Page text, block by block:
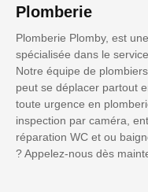
Plomberie
Plomberie Plomby, est
spécialisée dans le
Notre équipe de
peut se déplacer partout
toute urgence en
inspection par caméra,
réparation WC et ou
? Appelez-nous dès